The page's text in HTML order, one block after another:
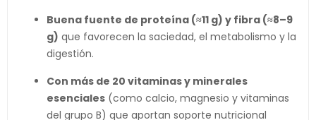
Buena fuente de proteína (≈11 g) y fibra (≈8–9
g) que favorecen la saciedad, el metabolismo y la
digestión.
Con más de 20 vitaminas y minerales
esenciales (como calcio, magnesio y vitaminas
del grupo B) que aportan soporte nutricional